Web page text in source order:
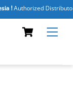
!Authorized Distributor
Cart